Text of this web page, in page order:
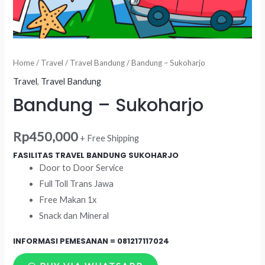
Home/ Travel / Travel Bandung/ Bandung – Sukoharjo
Travel, Travel Bandung
Bandung – Sukoharjo
Rp450,000 + Free Shipping
FASILITAS TRAVEL BANDUNG SUKOHARJO
Door to Door Service
Full Toll Trans Jawa
Free Makan 1x
Snack dan Mineral
INFORMASI PEMESANAN = 081217117024